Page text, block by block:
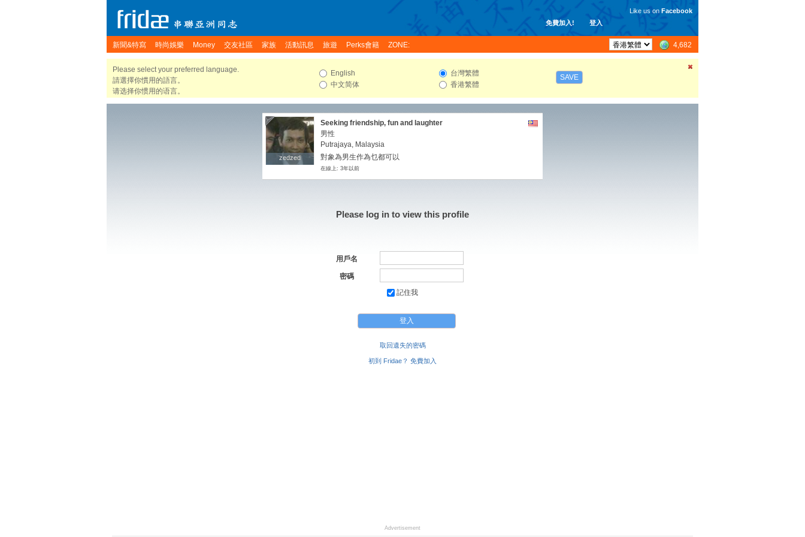
免費加入! 登入
Like us on Facebook
新聞&特寫 時尚娛樂 Money 交友社區 家族 活動訊息 旅遊 Perks會籍 ZONE: 4,682
Please select your preferred language.
請選擇你慣用的語言。
请选择你惯用的语言。
English
中文简体
台灣繁體
香港繁體
SAVE
zedzed
zedzed
Seeking friendship, fun and laughter
男性
Putrajaya, Malaysia
對象為男生作為乜都可以
在線上: 3年以前
Please log in to view this profile
用戶名
密碼
記住我
取回遺失的密碼
初到 Fridae？ 免費加入
Advertisement